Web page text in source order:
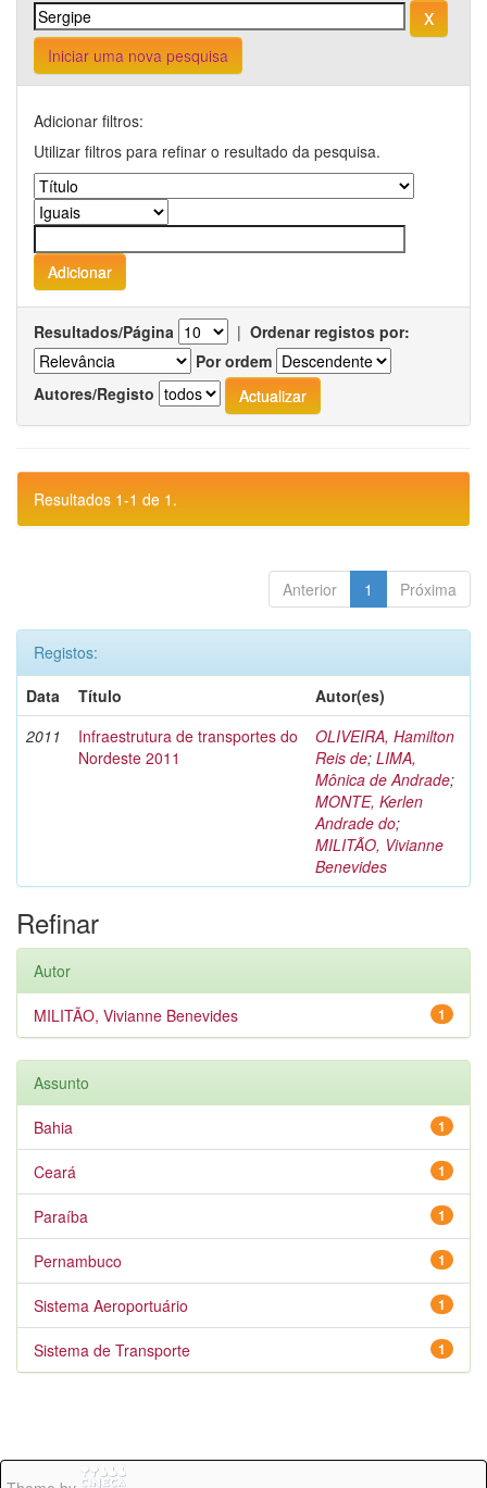
Iniciar uma nova pesquisa
Adicionar filtros:
Utilizar filtros para refinar o resultado da pesquisa.
Resultados/Página | Ordenar registos por:
Por ordem
Autores/Registo
Resultados 1-1 de 1.
Anterior 1 Próxima
Registos:
Data
Título
Autor(es)
2011
Infraestrutura de transportes do
Nordeste 2011
OLIVEIRA, Hamilton
Reis de; LIMA,
Mônica de Andrade;
MONTE, Kerlen
Andrade do;
MILITÃO, Vivianne
Benevides
Refinar
Autor
1
MILITÃO, Vivianne Benevides
Assunto
1
Bahia
1
Ceará
1
Paraíba
1
Pernambuco
1
Sistema Aeroportuário
1
Sistema de Transporte